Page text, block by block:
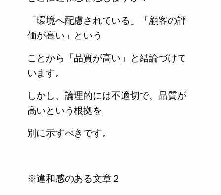
「環境へ配慮されている」「顧客の評
価が高い」という
ことから「品質が高い」と結論づけて
います。
しかし、論理的には不適切で、品質が
高いという根拠を
別に示すべきです。
※違和感のある文章２